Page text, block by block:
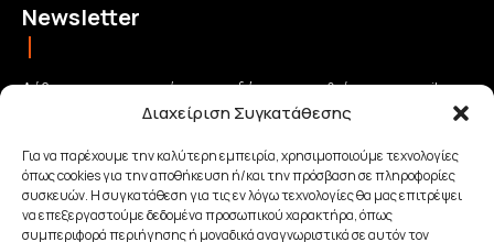
Διαχείριση Συγκατάθεσης
Για να παρέχουμε την καλύτερη εμπειρία, χρησιμοποιούμε τεχνολογίες
όπως cookies για την αποθήκευση ή/και την πρόσβαση σε πληροφορίες
συσκευών. Η συγκατάθεση για τις εν λόγω τεχνολογίες θα μας επιτρέψει
να επεξεργαστούμε δεδομένα προσωπικού χαρακτήρα, όπως
συμπεριφορά περιήγησης ή μοναδικά αναγνωριστικά σε αυτόν τον
Newsletter
Λάβετε τις σημαντικότερες ειδήσεις απευθείας στο email σας
και μείνετε πάντα συνδεδεμένοι με την Κρήτη!
ΕΓΓΡΑΦΗ